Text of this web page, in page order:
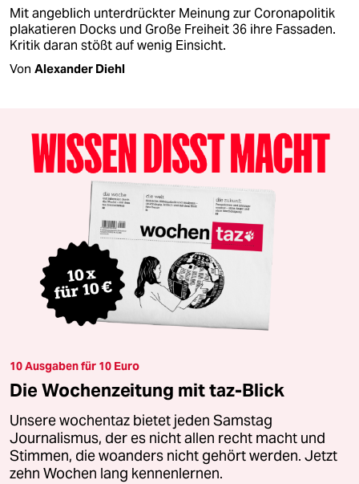
Mit angeblich unterdrückter Meinung zur Coronapolitik
plakatieren Docks und Große Freiheit 36 ihre Fassaden.
Kritik daran stößt auf wenig Einsicht.
Von Alexander Diehl
10 Ausgaben für 10 Euro
Die Wochenzeitung mit taz-Blick
Unsere wochentaz bietet jeden Samstag
Journalismus, der es nicht allen recht macht und
Stimmen, die woanders nicht gehört werden. Jetzt
zehn Wochen lang kennenlernen.